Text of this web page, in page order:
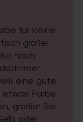
für kleine
größer
nach
eine gute
etwas Farbe
greifen Sie
oder